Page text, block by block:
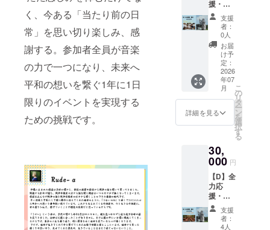
く、今ある「当たり前の日
常」を思い切り楽しみ、感
謝する。参加者全員が音楽
の力で一つになり、未来へ
平和の想いを繋ぐ1年に1日
限りのイベントを実現する
ための挑戦です。
のオリ
ジナル
タオル
2. 寄贈
までの
スケ
ジュー
ルと手
順 以下
のス
テップ
で責任
を持っ
て子ど
の元へ
お届け
しま
す。
2026年
5月末：
クラウ
ドファ
ンディ
ことを
沖縄市
と確認
済み。
寄贈
先： 沖
縄市の
小学校
（16
校） 越
校 安慶
田小学
学校 諸
見 小
学校 中
の町小
学校 島
袋 小
学校 山
内 小
字の
み、
Webサ
イトの
下部の
方でス
ライド
方式で
流れま
す。
・注
意事
考欄に
掲載を
希望さ
れるお
名前を
ご記入
くださ
交通費
や滞在
費：支
援者様
の交通
費や滞
在費は
各自で
ご負担
くださ
い。 ・
支援者
細は
メール
しま
す。 ・
20歳未
満の参
加はで
きませ
援・寄
付 ・子
どもた
ちへタ
オルプ
レゼン
ト（自
分1枚＋
10枚寄
付）
デザイ
ン ：
作成中
第活動
報告と
して記
載しま
す。
商品サ
イズ：
110cm
×20cm
支援
者：
0人
お届
け予
定：
2026
年07
月
詳細を見る
こ
の
リ
タ
ー
ン
を
選
択
す
る
30,
000 円
【D】全
力応
援・寄
付 ・
「うむ
いのわ
支援
者：
4人